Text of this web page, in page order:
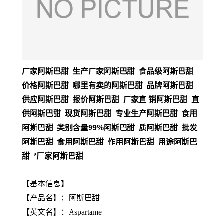
厂家阿斯巴甜 生产厂家阿斯巴甜 食品级阿斯巴甜
价格阿斯巴甜 哪里有卖的阿斯巴甜 品牌阿斯巴甜
供应阿斯巴甜 报价阿斯巴甜 厂家直 销阿斯巴甜 直
供阿斯巴甜 现货阿斯巴甜 专业生产阿斯巴甜 食用
阿斯巴甜 类别含量99%阿斯巴甜 质阿斯巴甜 批发
阿斯巴甜 食用阿斯巴甜 作用阿斯巴甜 用途阿斯巴
甜 *厂家阿斯巴甜
【基本信息】
【产品名】：阿斯巴甜
【英文名】：Aspartame